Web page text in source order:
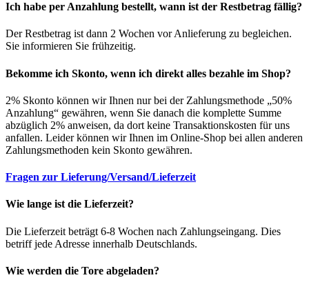
Ich habe per Anzahlung bestellt, wann ist der Restbetrag fällig?
Der Restbetrag ist dann 2 Wochen vor Anlieferung zu begleichen.
Sie informieren Sie frühzeitig.
Bekomme ich Skonto, wenn ich direkt alles bezahle im Shop?
2% Skonto können wir Ihnen nur bei der Zahlungsmethode „50%
Anzahlung“ gewähren, wenn Sie danach die komplette Summe
abzüglich 2% anweisen, da dort keine Transaktionskosten für uns
anfallen. Leider können wir Ihnen im Online-Shop bei allen anderen
Zahlungsmethoden kein Skonto gewähren.
Fragen zur Lieferung/Versand/Lieferzeit
Wie lange ist die Lieferzeit?
Die Lieferzeit beträgt 6-8 Wochen nach Zahlungseingang. Dies
betriff jede Adresse innerhalb Deutschlands.
Wie werden die Tore abgeladen?